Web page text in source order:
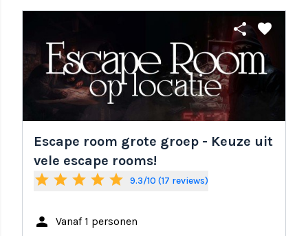
share favorite
Escape room grote groep - Keuze uit
vele escape rooms!
star star star star star 9.3/10 (17 reviews)
person Vanaf 1 personen